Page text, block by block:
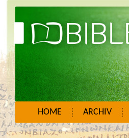
HOME ARCHIV